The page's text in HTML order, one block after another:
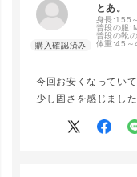
とあ。
身長:155
普段の服:
普段の靴
体重:45～
今回お安くなってい
少し固さを感じました